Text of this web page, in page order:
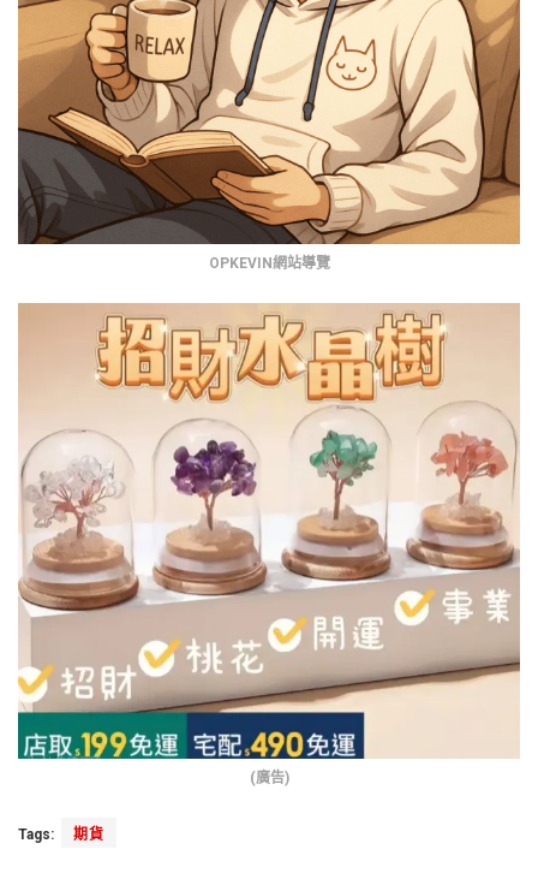
OPKEVIN網站導覽
(廣告)
Tags: 期貨